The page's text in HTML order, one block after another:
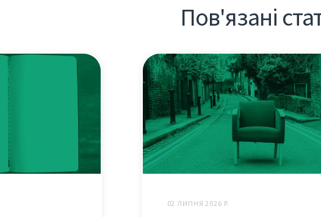
Пов'язані
02 ЛИПНЯ 2026 Р.